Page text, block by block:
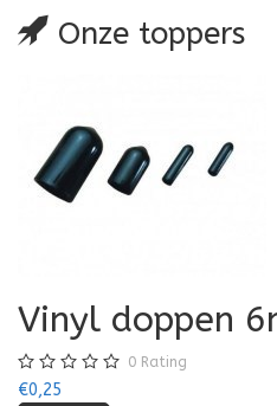
Onze toppers
Vinyl doppen
0 Rating
€0,25